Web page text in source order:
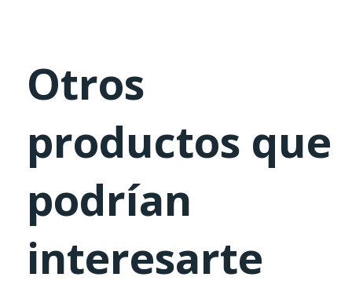
Otros
productos que
podrían
interesarte